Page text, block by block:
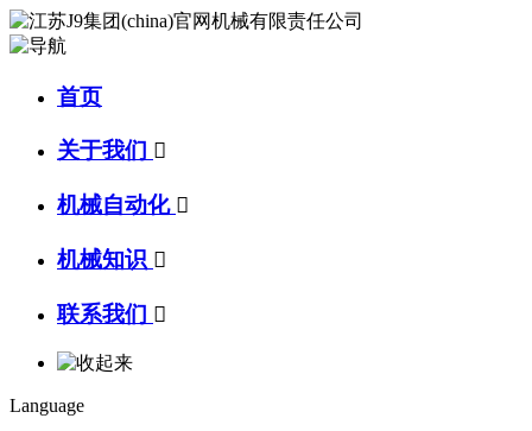
首页
关于我们 
机械自动化 
机械知识 
联系我们 
Language